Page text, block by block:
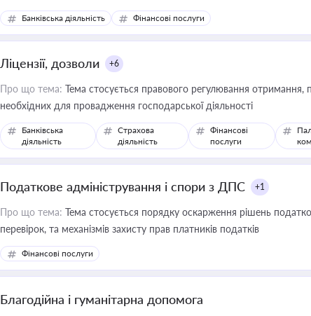
Банківська діяльність Фінансові послуги
Ліцензії, дозволи +6
Про що тема: Тема стосується правового регулювання отримання,
необхідних для провадження господарської діяльності
Банківська
діяльність
Страхова
діяльність
Фінансові
послуги
Податкове адміністрування і спори з ДПС +1
Про що тема: Тема стосується порядку оскарження рішень
перевірок, та механізмів захисту прав платників податків
Фінансові послуги
Благодійна і гуманітарна допомога